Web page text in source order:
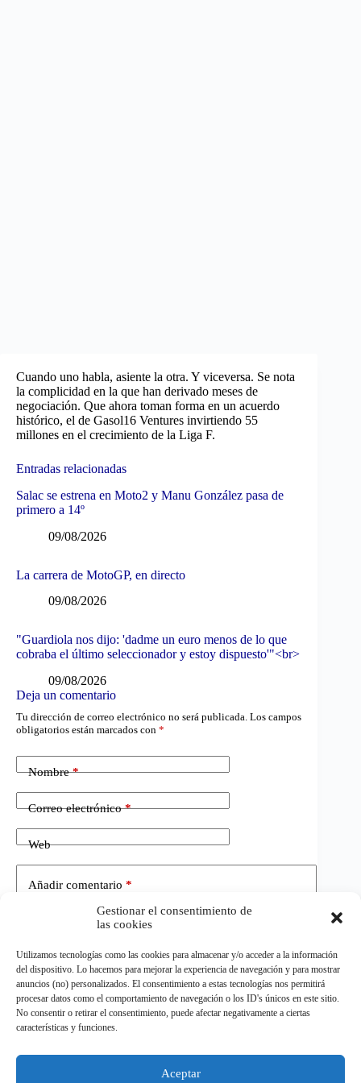
Gestionar el consentimiento de
las cookies
Utilizamos tecnologías como las cookies para almacenar y/o acceder a la información
del dispositivo. Lo hacemos para mejorar la experiencia de navegación y para mostrar
anuncios (no) personalizados. El consentimiento a estas tecnologías nos permitirá
procesar datos como el comportamiento de navegación o los ID's únicos en este sitio.
No consentir o retirar el consentimiento, puede afectar negativamente a ciertas
características y funciones.
Aceptar
Cuando uno habla, asiente la otra. Y viceversa. Se nota
la complicidad en la que han derivado meses de
negociación. Que ahora toman forma en un acuerdo
histórico, el de Gasol16 Ventures invirtiendo 55
millones en el crecimiento de la Liga F.
Entradas relacionadas
Salac se estrena en Moto2 y Manu González pasa de
primero a 14º
09/08/2026
La carrera de MotoGP, en directo
09/08/2026
"Guardiola nos dijo: 'dadme un euro menos de lo que
cobraba el último seleccionador y estoy dispuesto'"<br>
09/08/2026
Deja un comentario
Tu dirección de correo electrónico no será publicada. Los campos
obligatorios están marcados con *
Nombre*
Correo electrónico*
Web
Añadir comentario *
Publicar el comentario